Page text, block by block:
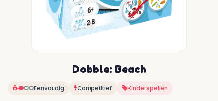
Dobble: Beach
Eenvoudig Competitief Kinderspellen